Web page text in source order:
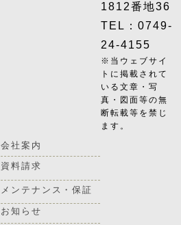
1812番地36
TEL：0749-
24-4155
※当ウェブサイ
トに掲載されて
いる文章・写
真・図面等の無
断転載等を禁じ
ます。
会社案内
資料請求
メンテナンス・保証
お知らせ